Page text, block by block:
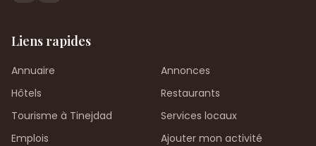
Liens rapides
Annuaire
Annonces
Hôtels
Restaurants
Tourisme à Tinejdad
Services locaux
Emplois
Ajouter mon activité